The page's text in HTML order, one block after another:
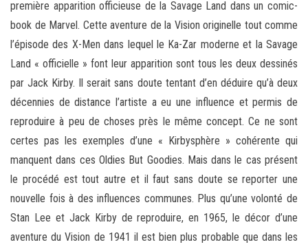
première apparition officieuse de la Savage Land dans un comic-
book de Marvel. Cette aventure de la Vision originelle tout comme
l’épisode des X-Men dans lequel le Ka-Zar moderne et la Savage
Land « officielle » font leur apparition sont tous les deux dessinés
par Jack Kirby. Il serait sans doute tentant d’en déduire qu’à deux
décennies de distance l’artiste a eu une influence et permis de
reproduire à peu de choses près le même concept. Ce ne sont
certes pas les exemples d’une « Kirbysphère » cohérente qui
manquent dans ces Oldies But Goodies. Mais dans le cas présent
le procédé est tout autre et il faut sans doute se reporter une
nouvelle fois à des influences communes. Plus qu’une volonté de
Stan Lee et Jack Kirby de reproduire, en 1965, le décor d’une
aventure du Vision de 1941 il est bien plus probable que dans les